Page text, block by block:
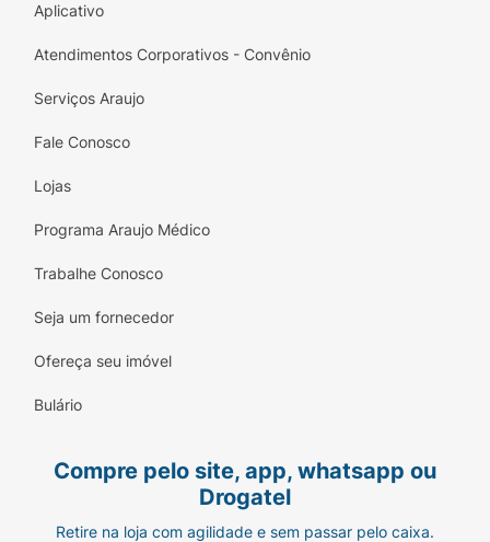
Aplicativo
Atendimentos Corporativos - Convênio
Serviços Araujo
Fale Conosco
Lojas
Programa Araujo Médico
Trabalhe Conosco
Seja um fornecedor
Ofereça seu imóvel
Bulário
Compre pelo site, app, whatsapp ou
Drogatel
Retire na loja com agilidade e sem passar pelo caixa.